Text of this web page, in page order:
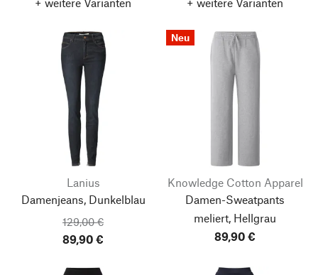
Lanius
Damenjeans, Dunkelblau
129,00 €
89,90 €
Neu
Knowledge Cotton Apparel
Damen-Sweatpants
meliert, Hellgrau
89,90 €